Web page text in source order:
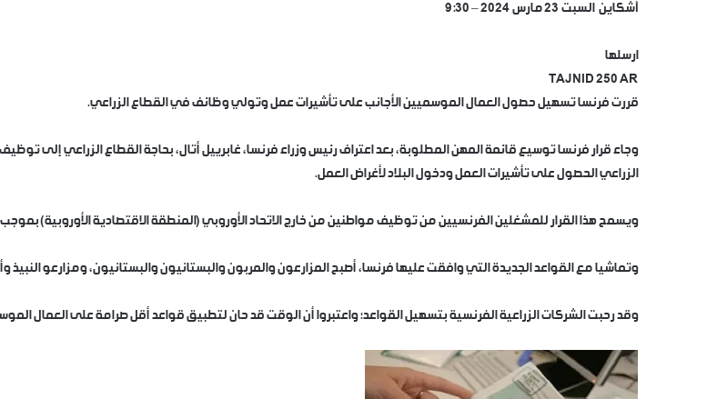
آشكاين السبت 23 مارس 2024 – 9:30
ارسلها
TAJNID 250 AR
قررت فرنسا تسهيل حصول العمال الموسميين الأجانب على تأشيرات عمل وتولي وظائف في القطاع الزراعي.
وجاء قرار فرنسا توسيع قائمة المهن المطلوبة، بعد اعتراف رئيس وزراء فرنسا، غابرييل أتال، بحاجة القطاع الزراعي إلى
الزراعي الحصول على تأشيرات العمل ودخول البلاد لأغراض العمل.
ويسمح هذا القرار للمشغلين الفرنسيين من توظيف مواطنين من خارج الاتحاد الأوروبي (المنطقة الاقتصادية الأوروبية)
وتماشيا مع القواعد الجديدة التي وافقت عليها فرنسا، أصبح المزارعون والمربون والبستانيون والبستانيون، ومزارعو النبيذ
وقد رحبت الشركات الزراعية الفرنسية بتسهيل القواعد؛ واعتبروا أن الوقت قد حان لتطبيق قواعد أقل صرامة على العمال